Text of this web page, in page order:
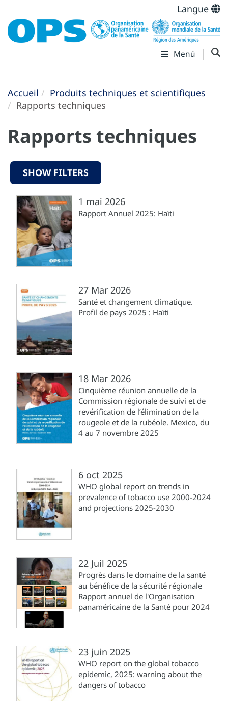
Langue
Menú
Accueil
Produits techniques et scientifiques
Rapports techniques
Rapports techniques
SHOW FILTERS
1 mai 2026
Rapport Annuel 2025: Haïti
27 Mar 2026
Santé et changement climatique.
Profil de pays 2025 : Haïti
18 Mar 2026
Cinquième réunion annuelle de la
Commission régionale de suivi et de
revérification de l’élimination de la
rougeole et de la rubéole. Mexico, du
4 au 7 novembre 2025
6 oct 2025
WHO global report on trends in
prevalence of tobacco use 2000-2024
and projections 2025-2030
22 Juil 2025
Progrès dans le domaine de la santé
au bénéfice de la sécurité régionale
Rapport annuel de l'Organisation
panaméricaine de la Santé pour 2024
23 juin 2025
WHO report on the global tobacco
epidemic, 2025: warning about the
dangers of tobacco